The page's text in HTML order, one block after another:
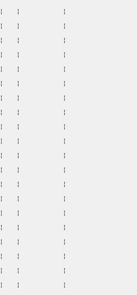
¦   ¦          ¦
¦   ¦          ¦
¦   ¦          ¦
¦   ¦          ¦
¦   ¦          ¦
¦   ¦          ¦
¦   ¦          ¦
¦   ¦          ¦
¦   ¦          ¦
¦   ¦          ¦
¦   ¦          ¦
¦   ¦          ¦
¦   ¦          ¦
¦   ¦          ¦
¦   ¦          ¦                  ¦В
¦   ¦          ¦
¦   ¦          ¦
¦   ¦          ¦
¦   ¦          ¦
¦   ¦          ¦